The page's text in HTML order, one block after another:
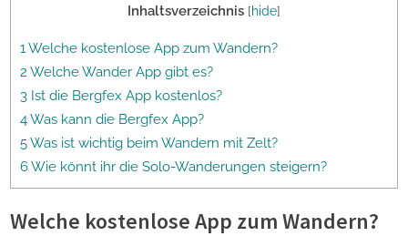
Inhaltsverzeichnis [hide]
1 Welche kostenlose App zum Wandern?
2 Welche Wander App gibt es?
3 Ist die Bergfex App kostenlos?
4 Was kann die Bergfex App?
5 Was ist wichtig beim Wandern mit Zelt?
6 Wie könnt ihr die Solo-Wanderungen steigern?
Welche kostenlose App zum Wandern?